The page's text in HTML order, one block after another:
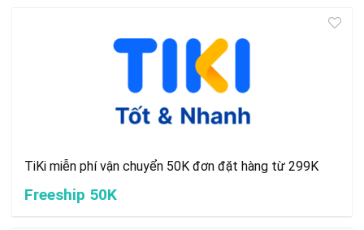
TiKi miễn phí vận chuyển 50K đơn đặt hàng từ 299K
Freeship 50K